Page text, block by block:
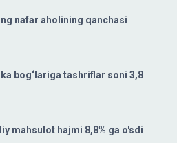
nafar aholining qanchasi
bog‘lariga tashriflar soni 3,8
mahsulot hajmi 8,8% ga o'sdi